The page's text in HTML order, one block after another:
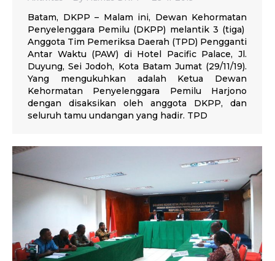
Batam, DKPP – Malam ini, Dewan Kehormatan
Penyelenggara Pemilu (DKPP) melantik 3 (tiga)
Anggota Tim Pemeriksa Daerah (TPD) Pengganti
Antar Waktu (PAW) di Hotel Pacific Palace, Jl.
Duyung, Sei Jodoh, Kota Batam Jumat (29/11/19).
Yang mengukuhkan adalah Ketua Dewan
Kehormatan Penyelenggara Pemilu Harjono
dengan disaksikan oleh anggota DKPP, dan
seluruh tamu undangan yang hadir. TPD